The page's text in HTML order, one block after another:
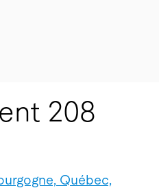
208
Québec,